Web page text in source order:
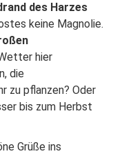
des Harzes
keine Magnolie.
hier
die
zu pflanzen? Oder
bis zum Herbst
Grüße ins